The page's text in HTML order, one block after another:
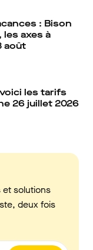
: Bison
axes à
août
les tarifs
26 juillet 2026
et solutions
deux fois